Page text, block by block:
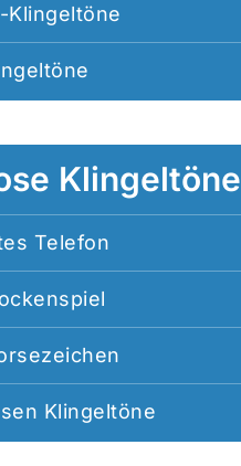
Klingeltöne
Klingeltöne
Telefon
Klingeltöne